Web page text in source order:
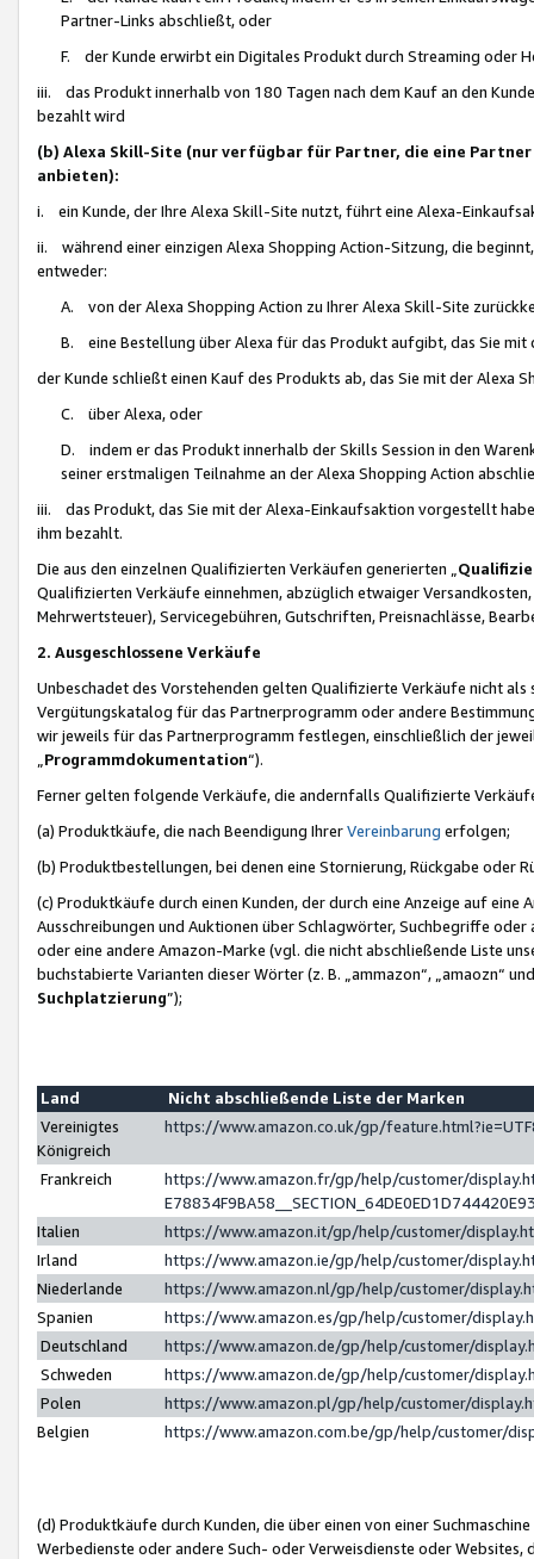
Partner-Links abschließt, oder
F. der Kunde erwirbt ein Digitales Produkt durch Streaming oder
iii. das Produkt innerhalb von 180 Tagen nach dem Kauf an den
bezahlt wird
(b) Alexa Skill-Site (nur verfügbar für Partner, die eine
anbieten):
i. ein Kunde, der Ihre Alexa Skill-Site nutzt, führt eine Alexa-
ii. während einer einzigen Alexa Shopping Action-Sitzung, die
entweder:
A. von der Alexa Shopping Action zu Ihrer Alexa Skill-Site
B. eine Bestellung über Alexa für das Produkt aufgibt, das Sie mit
der Kunde schließt einen Kauf des Produkts ab, das Sie mit der Alexa
C. über Alexa, oder
D. indem er das Produkt innerhalb der Skills Session in den
seiner erstmaligen Teilnahme an der Alexa Shopping Action
iii. das Produkt, das Sie mit der Alexa-Einkaufsaktion vorgestellt
ihm bezahlt.
Die aus den einzelnen Qualifizierten Verkäufen generierten „
Qualifizierten Verkäufe einnehmen, abzüglich etwaiger
Mehrwertsteuer), Servicegebühren, Gutschriften, Preisnachlässe,
2. Ausgeschlossene Verkäufe
Unbeschadet des Vorstehenden gelten Qualifizierte Verkäufe nicht
Vergütungskatalog für das Partnerprogramm oder andere
wir jeweils für das Partnerprogramm festlegen, einschließlich der
Programmdokumentation“).
Ferner gelten folgende Verkäufe, die andernfalls Qualifizierte
(a) Produktkäufe, die nach Beendigung IhrerVereinbarung erfolgen;
(b) Produktbestellungen, bei denen eine Stornierung, Rückgabe oder
(c) Produktkäufe durch einen Kunden, der durch eine Anzeige auf
Ausschreibungen und Auktionen über Schlagwörter, Suchbegriffe
oder eine andere Amazon-Marke (vgl. die nicht abschließende Liste
buchstabierte Varianten dieser Wörter (z. B. „ammazon“, „amaozn“
Suchplatzierung”);
Land
Nicht abschließende Liste der Marken
Vereinigtes
Königreich
https://www.amazon.co.uk/gp/
Frankreich
https://www.amazon.fr/gp/help/customer/
Italien
https://www.amazon.it/gp/help/customer/
Irland
https://www.amazon.ie/gp/help/customer/
Niederlande
https://www.amazon.nl/gp/help/customer/
Spanien
https://www.amazon.es/gp/help/customer/
Deutschland
https://www.amazon.de/gp/help/customer/
Schweden
https://www.amazon.de/gp/help/customer/
Polen
https://www.amazon.pl/gp/help/customer/
Belgien
https://www.amazon.com.be/gp/help/customer/
(d) Produktkäufe durch Kunden, die über einen von einer
Werbedienste oder andere Such- oder Verweisdienste oder Websites,